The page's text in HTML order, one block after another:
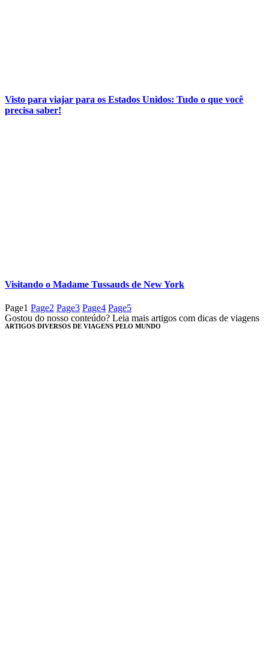
Visto para viajar para os Estados Unidos: Tudo o que você
precisa saber!
Visitando o Madame Tussauds de New York
Page1 Page2 Page3 Page4 Page5
Gostou do nosso conteúdo? Leia mais artigos com dicas de viagens
ARTIGOS DIVERSOS DE VIAGENS PELO MUNDO​